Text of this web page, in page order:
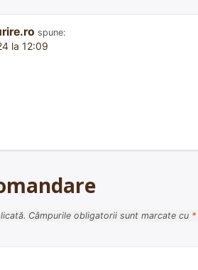
spune:
la 12:09
Câmpurile obligatorii sunt marcate cu *